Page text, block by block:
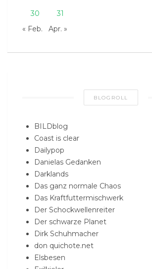
30
31
« Feb.
Apr. »
BLOGROLL
BILDblog
Coast is clear
Dailypop
Danielas Gedanken
Darklands
Das ganz normale Chaos
Das Kraftfuttermischwerk
Der Schockwellenreiter
Der schwarze Planet
Dirk Schuhmacher
don quichote.net
Elsbesen